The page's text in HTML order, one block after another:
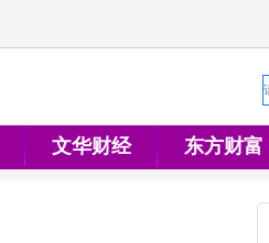
文华财经 东方财富